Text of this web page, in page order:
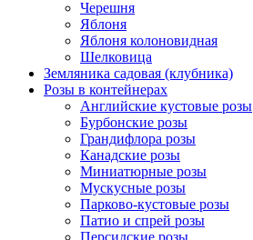
Черешня
Яблоня
Яблоня колоновидная
Шелковица
Земляника садовая (клубника)
Розы в контейнерах
Английские кустовые розы
Бурбонские розы
Грандифлора розы
Канадские розы
Миниатюрные розы
Мускусные розы
Парково-кустовые розы
Патио и спрей розы